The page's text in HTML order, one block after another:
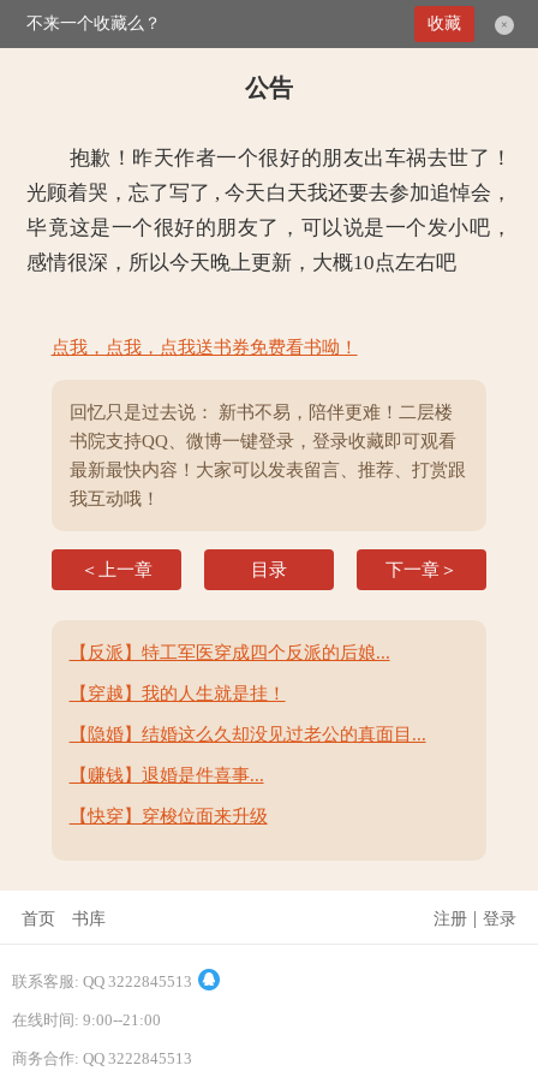
>末世之王 公告
公告
抱歉！昨天作者一个很好的朋友出车祸去世了！
光顾着哭，忘了写了 , 今天白天我还要去参加追悼会，
毕竟这是一个很好的朋友了，可以说是一个发小吧，
感情很深，所以今天晚上更新，大概10点左右吧
点我，点我，点我送书券免费看书呦！
回忆只是过去说： 新书不易，陪伴更难！二层楼
书院支持QQ、微博一键登录，登录收藏即可观看
最新最快内容！大家可以发表留言、推荐、打赏跟
我互动哦！
＜上一章 目录 下一章＞
【反派】特工军医穿成四个反派的后娘...
【穿越】我的人生就是挂！
【隐婚】结婚这么久却没见过老公的真面目...
【赚钱】退婚是件喜事...
【快穿】穿梭位面来升级
不来一个收藏么？ ×
收藏
首页 书库 注册 | 登录
联系客服: QQ 3222845513
在线时间: 9:00--21:00
商务合作: QQ 3222845513